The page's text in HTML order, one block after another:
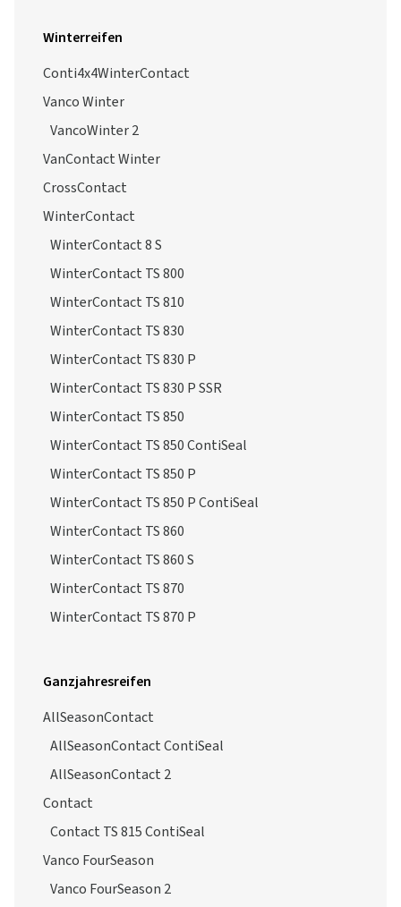
Winterreifen
Conti4x4WinterContact
Vanco Winter
VancoWinter 2
VanContact Winter
CrossContact
WinterContact
WinterContact 8 S
WinterContact TS 800
WinterContact TS 810
WinterContact TS 830
WinterContact TS 830 P
WinterContact TS 830 P SSR
WinterContact TS 850
WinterContact TS 850 ContiSeal
WinterContact TS 850 P
WinterContact TS 850 P ContiSeal
WinterContact TS 860
WinterContact TS 860 S
WinterContact TS 870
WinterContact TS 870 P
Ganzjahresreifen
AllSeasonContact
AllSeasonContact ContiSeal
AllSeasonContact 2
Contact
Contact TS 815 ContiSeal
Vanco FourSeason
Vanco FourSeason 2